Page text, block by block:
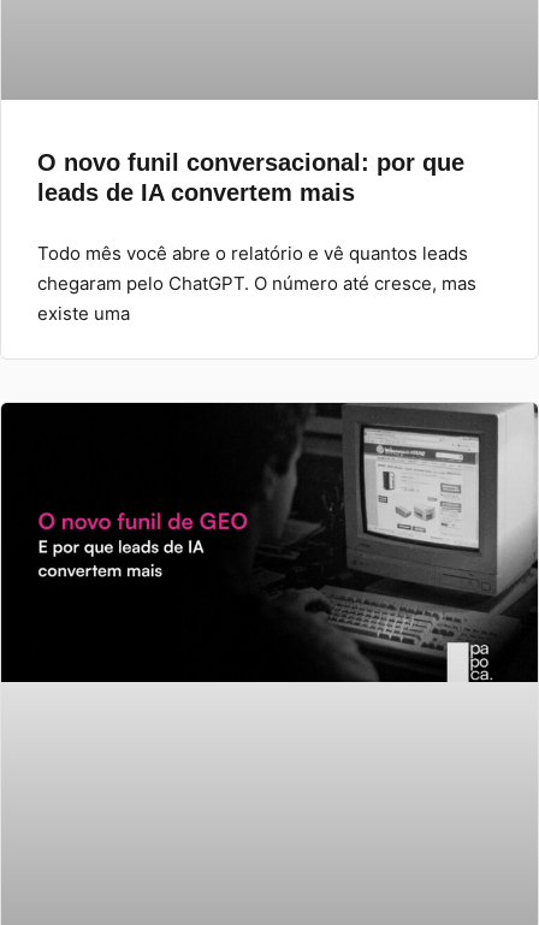
O novo funil conversacional: por que
leads de IA convertem mais
Todo mês você abre o relatório e vê quantos leads
chegaram pelo ChatGPT. O número até cresce, mas
existe uma